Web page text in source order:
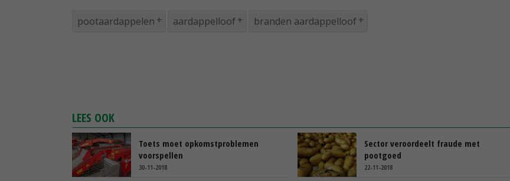
pootaardappelen aardappelloof branden aardappelloof
LEES OOK
Toets moet opkomstproblemen
voorspellen
30-11-2018
Sector veroordeelt fraude met
pootgoed
22-11-2018